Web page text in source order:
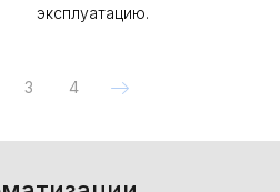
эксплуатацию.
3 4